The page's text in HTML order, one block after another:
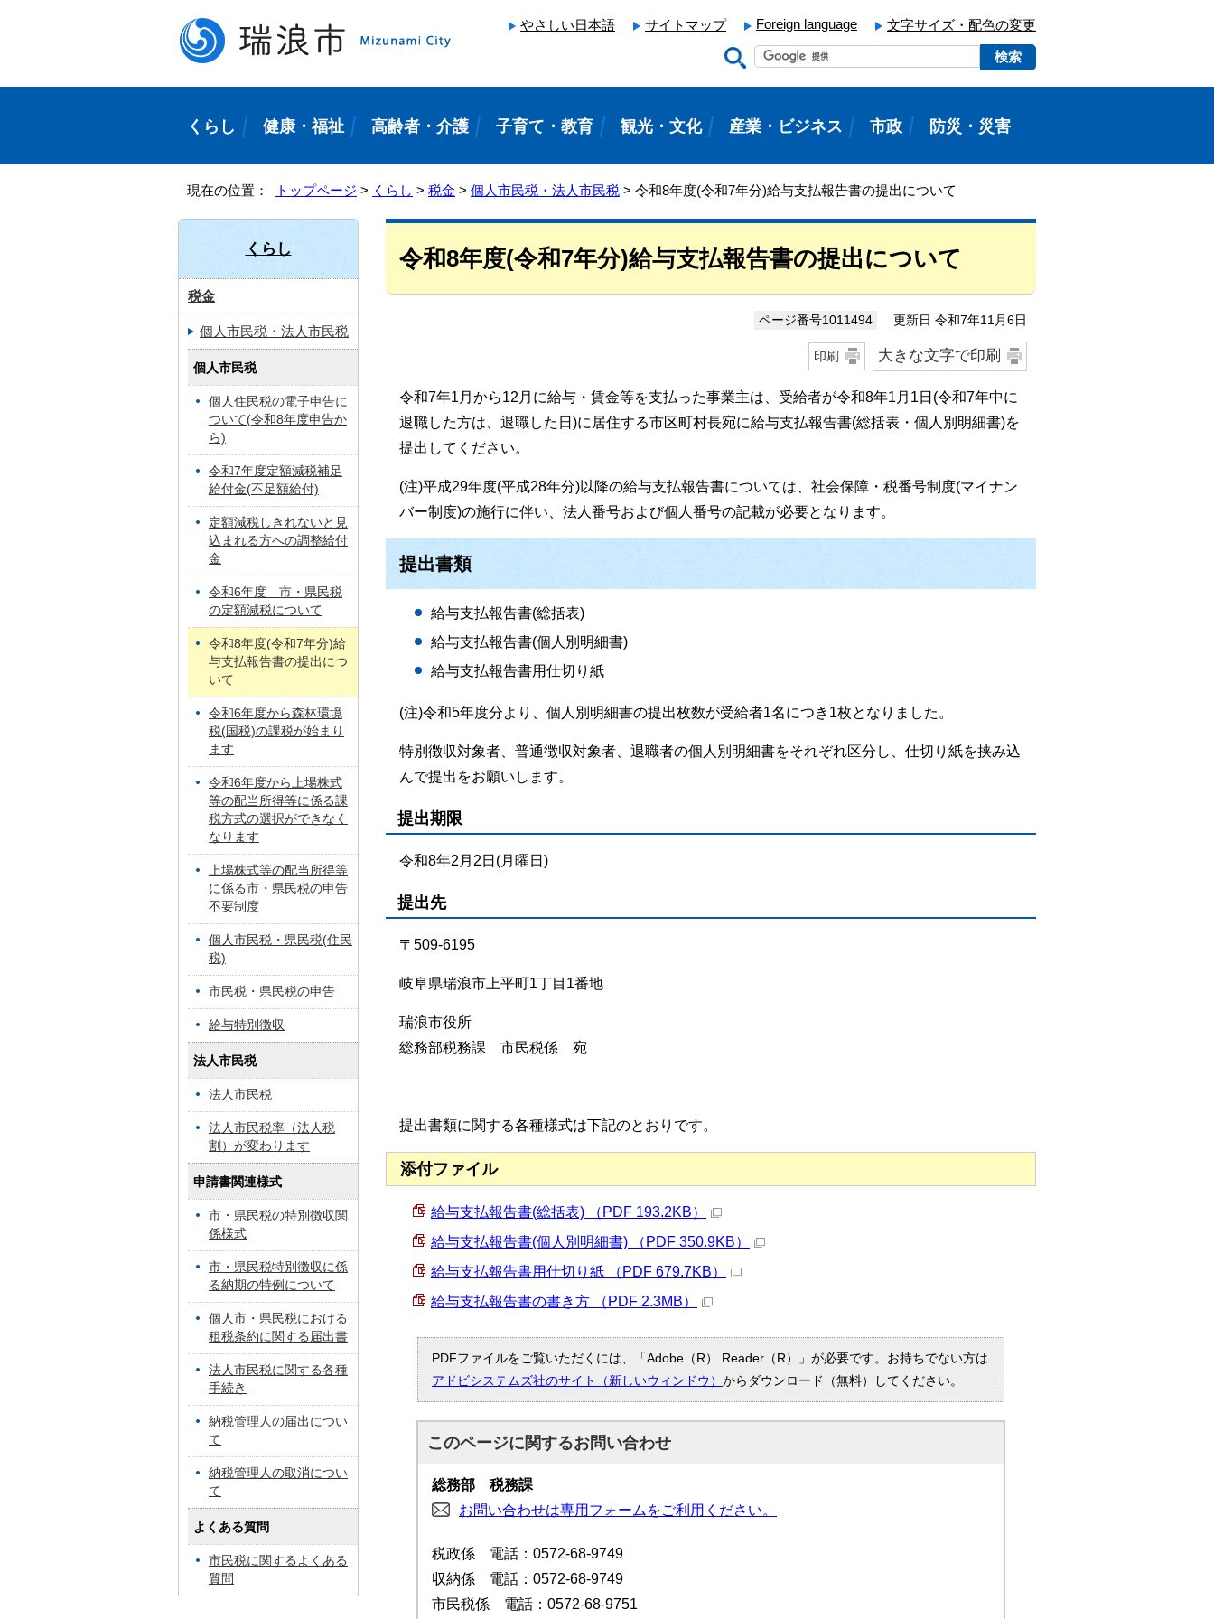
やさしい日本語 サイトマップ Foreign language 文字サイズ・配色の変更
くらし 健康・福祉 高齢者・介護 子育て・教育 観光・文化 産業・ビジネス 市政 防災・災害
現在の位置： トップページ > くらし > 税金 > 個人市民税・法人市民税 > 令和8年度(令和7年分)給与支払報告書の提出について
令和8年度(令和7年分)給与支払報告書の提出について
ページ番号1011494 更新日 令和7年11月6日
印刷 大きな文字で印刷
令和7年1月から12月に給与・賃金等を支払った事業主は、受給者が令和8年1月1日(令和7年中に
退職した方は、退職した日)に居住する市区町村長宛に給与支払報告書(総括表・個人別明細書)を
提出してください。
(注)平成29年度(平成28年分)以降の給与支払報告書については、社会保障・税番号制度(マイナン
バー制度)の施行に伴い、法人番号および個人番号の記載が必要となります。
提出書類
給与支払報告書(総括表)
給与支払報告書(個人別明細書)
給与支払報告書用仕切り紙
(注)令和5年度分より、個人別明細書の提出枚数が受給者1名につき1枚となりました。
特別徴収対象者、普通徴収対象者、退職者の個人別明細書をそれぞれ区分し、仕切り紙を挟み込
んで提出をお願いします。
提出期限
令和8年2月2日(月曜日)
提出先
〒509-6195
岐阜県瑞浪市上平町1丁目1番地
瑞浪市役所
総務部税務課 市民税係 宛
提出書類に関する各種様式は下記のとおりです。
添付ファイル
給与支払報告書(総括表) （PDF 193.2KB）
給与支払報告書(個人別明細書) （PDF 350.9KB）
給与支払報告書用仕切り紙 （PDF 679.7KB）
給与支払報告書の書き方 （PDF 2.3MB）
PDFファイルをご覧いただくには、「Adobe（R） Reader（R）」が必要です。お持ちでない方は
アドビシステムズ社のサイト（新しいウィンドウ） からダウンロード（無料）してください。
このページに関するお問い合わせ
総務部 税務課
お問い合わせは専用フォームをご利用ください。
税政係 電話：0572-68-9749
収納係 電話：0572-68-9749
市民税係 電話：0572-68-9751
くらし
税金
個人市民税・法人市民税
個人市民税
個人住民税の電子申告に
ついて(令和8年度申告か
ら)
令和7年度定額減税補足
給付金(不足額給付)
定額減税しきれないと見
込まれる方への調整給付
金
令和6年度 市・県民税
の定額減税について
令和8年度(令和7年分)給
与支払報告書の提出につ
いて
令和6年度から森林環境
税(国税)の課税が始まり
ます
令和6年度から上場株式
等の配当所得等に係る課
税方式の選択ができなく
なります
上場株式等の配当所得等
に係る市・県民税の申告
不要制度
個人市民税・県民税(住民
税)
市民税・県民税の申告
給与特別徴収
法人市民税
法人市民税
法人市民税率（法人税
割）が変わります
申請書関連様式
市・県民税の特別徴収関
係様式
市・県民税特別徴収に係
る納期の特例について
個人市・県民税における
租税条約に関する届出書
法人市民税に関する各種
手続き
納税管理人の届出につい
て
納税管理人の取消につい
て
よくある質問
市民税に関するよくある
質問